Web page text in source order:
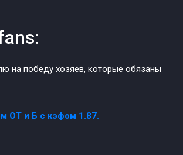
на победу хозяев, которые обязаны
ОТ и Б с кэфом 1.87.